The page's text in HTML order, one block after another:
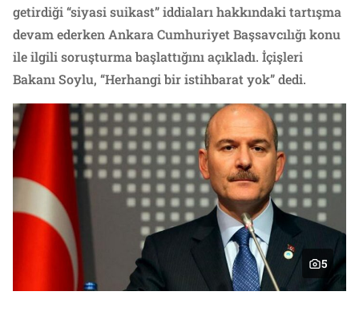
getirdiği “siyasi suikast” iddiaları hakkındaki tartışma
devam ederken Ankara Cumhuriyet Başsavcılığı konu
ile ilgili soruşturma başlattığını açıkladı. İçişleri
Bakanı Soylu, “Herhangi bir istihbarat yok” dedi.
5